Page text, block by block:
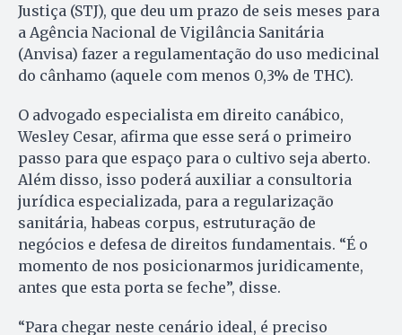
Justiça (STJ), que deu um prazo de seis meses para
a Agência Nacional de Vigilância Sanitária
(Anvisa) fazer a regulamentação do uso medicinal
do cânhamo (aquele com menos 0,3% de THC).
O advogado especialista em direito canábico,
Wesley Cesar, afirma que esse será o primeiro
passo para que espaço para o cultivo seja aberto.
Além disso, isso poderá auxiliar a consultoria
jurídica especializada, para a regularização
sanitária, habeas corpus, estruturação de
negócios e defesa de direitos fundamentais. “É o
momento de nos posicionarmos juridicamente,
antes que esta porta se feche”, disse.
“Para chegar neste cenário ideal, é preciso